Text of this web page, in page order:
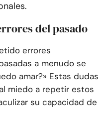
del pasado
errores
a menudo se
amar?» Estas dudas
miedo a repetir estos
su capacidad de